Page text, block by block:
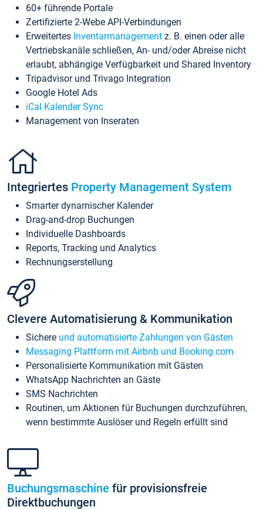
60+ führende Portale
Zertifizierte 2-Webe API-Verbindungen
Erweitertes Inventarmanagement z. B. einen oder alle
Vertriebskanäle schließen, An- und/oder Abreise nicht
erlaubt, abhängige Verfügbarkeit und Shared Inventory
Tripadvisor und Trivago Integration
Google Hotel Ads
iCal Kalender Sync
Management von Inseraten
Integriertes Property Management System
Smarter dynamischer Kalender
Drag-and-drop Buchungen
Individuelle Dashboards
Reports, Tracking und Analytics
Rechnungserstellung
Clevere Automatisierung & Kommunikation
Sichere und automatisierte Zahlungen von Gästen
Messaging Plattform mit Airbnb und Booking.com
Personalisierte Kommunikation mit Gästen
WhatsApp Nachrichten an Gäste
SMS Nachrichten
Routinen, um Aktionen für Buchungen durchzuführen,
wenn bestimmte Auslöser und Regeln erfüllt sind
Buchungsmaschine für provisionsfreie
Direktbuchungen